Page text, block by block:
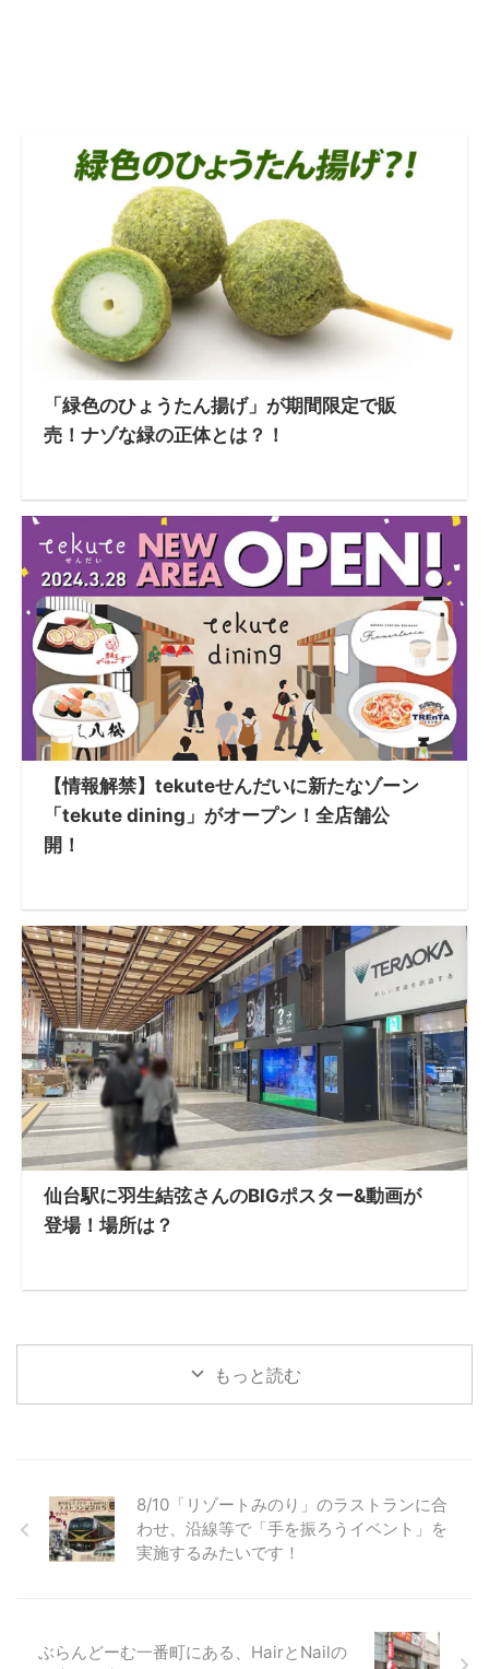
「緑色のひょうたん揚げ」が期間限定で販
売！ナゾな緑の正体とは？！
【情報解禁】tekuteせんだいに新たなゾーン
「tekute dining」がオープン！全店舗公
開！
仙台駅に羽生結弦さんのBIGポスター&動画が
登場！場所は？
もっと読む
8/10「リゾートみのり」のラストランに合
わせ、沿線等で「手を振ろうイベント」を
実施するみたいです！
ぶらんどーむ一番町にある、HairとNailの